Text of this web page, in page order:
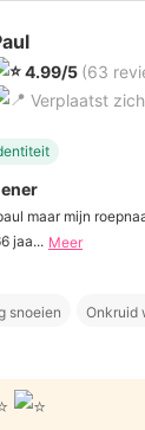
4.99/5 (63
Verplaatst
maar mijn
jaa... Meer
snoeien Onkruid